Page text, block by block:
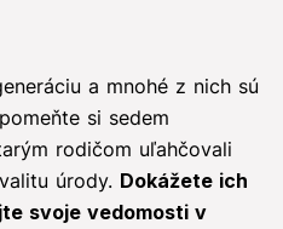
a mnohé z nich sú
si sedem
rodičom uľahčovali
úrody. Dokážete ich
svoje vedomosti v